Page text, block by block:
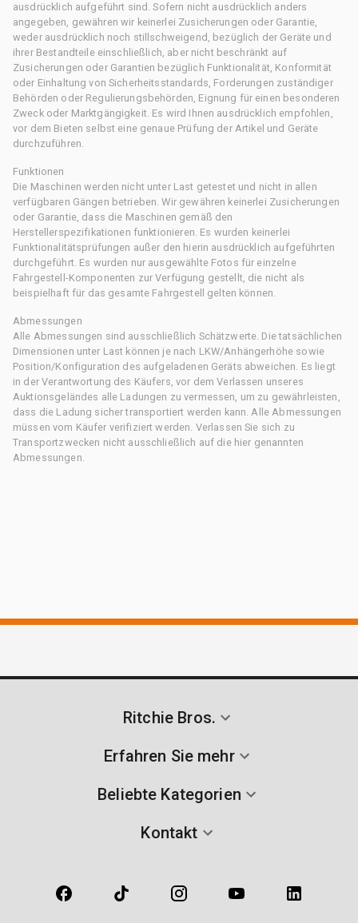
ausdrücklich aufgeführt sind. Sofern nicht ausdrücklich anders
angegeben, gewähren wir keinerlei Zusicherungen oder Garantie,
weder ausdrücklich noch stillschweigend, bezüglich der Geräte und
ihrer Bestandteile einschließlich, aber nicht beschränkt auf
Zusicherungen oder Garantien bezüglich Funktionalität, Konformität
oder Einhaltung von Sicherheitsstandards, Forderungen zuständiger
Behörden oder Regulierungsbehörden, Eignung für einen besonderen
Zweck oder Marktgängigkeit. Es wird Ihnen ausdrücklich empfohlen,
vor dem Bieten selbst eine genaue Prüfung der Artikel und Geräte
durchzuführen.
Funktionen
Die Maschinen werden nicht unter Last getestet und nicht in allen
verfügbaren Gängen betrieben. Wir gewähren keinerlei Zusicherungen
oder Garantie, dass die Maschinen gemäß den
Herstellerspezifikationen funktionieren. Es wurden keinerlei
Funktionalitätsprüfungen außer den hierin ausdrücklich aufgeführten
durchgeführt. Es wurden nur ausgewählte Fotos für einzelne
Fahrgestell-Komponenten zur Verfügung gestellt, die nicht als
beispielhaft für das gesamte Fahrgestell gelten können.
Abmessungen
Alle Abmessungen sind ausschließlich Schätzwerte. Die tatsächlichen
Dimensionen unter Last können je nach LKW/Anhängerhöhe sowie
Position/Konfiguration des aufgeladenen Geräts abweichen. Es liegt
in der Verantwortung des Käufers, vor dem Verlassen unseres
Auktionsgeländes alle Ladungen zu vermessen, um zu gewährleisten,
dass die Ladung sicher transportiert werden kann. Alle Abmessungen
müssen vom Käufer verifiziert werden. Verlassen Sie sich zu
Transportzwecken nicht ausschließlich auf die hier genannten
Abmessungen.
Ritchie Bros.
Erfahren Sie mehr
Beliebte Kategorien
Kontakt